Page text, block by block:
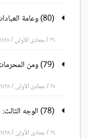
٢٦ / جمادى الأولى / ١٤٢٨
٢٥ / جمادى الأولى / ١٤٢٨
٢٤ / جمادى الأولى / ١٤٢٨